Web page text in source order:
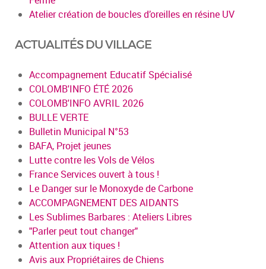
Atelier création de boucles d’oreilles en résine UV
ACTUALITÉS DU VILLAGE
Accompagnement Educatif Spécialisé
COLOMB'INFO ÉTÉ 2026
COLOMB'INFO AVRIL 2026
BULLE VERTE
Bulletin Municipal N°53
BAFA, Projet jeunes
Lutte contre les Vols de Vélos
France Services ouvert à tous !
Le Danger sur le Monoxyde de Carbone
ACCOMPAGNEMENT DES AIDANTS
Les Sublimes Barbares : Ateliers Libres
"Parler peut tout changer"
Attention aux tiques !
Avis aux Propriétaires de Chiens